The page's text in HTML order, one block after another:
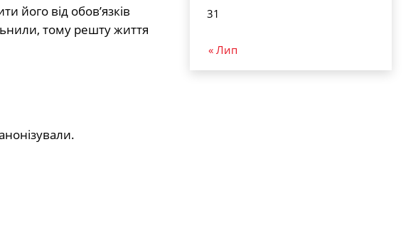
його від обов’язків
тому решту життя
31
« Лип